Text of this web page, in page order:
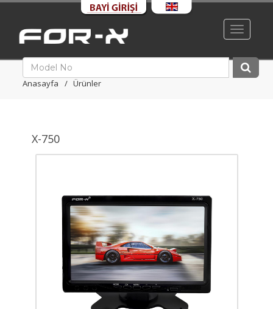
Toggle
Anasayfa Ürünler
X-750